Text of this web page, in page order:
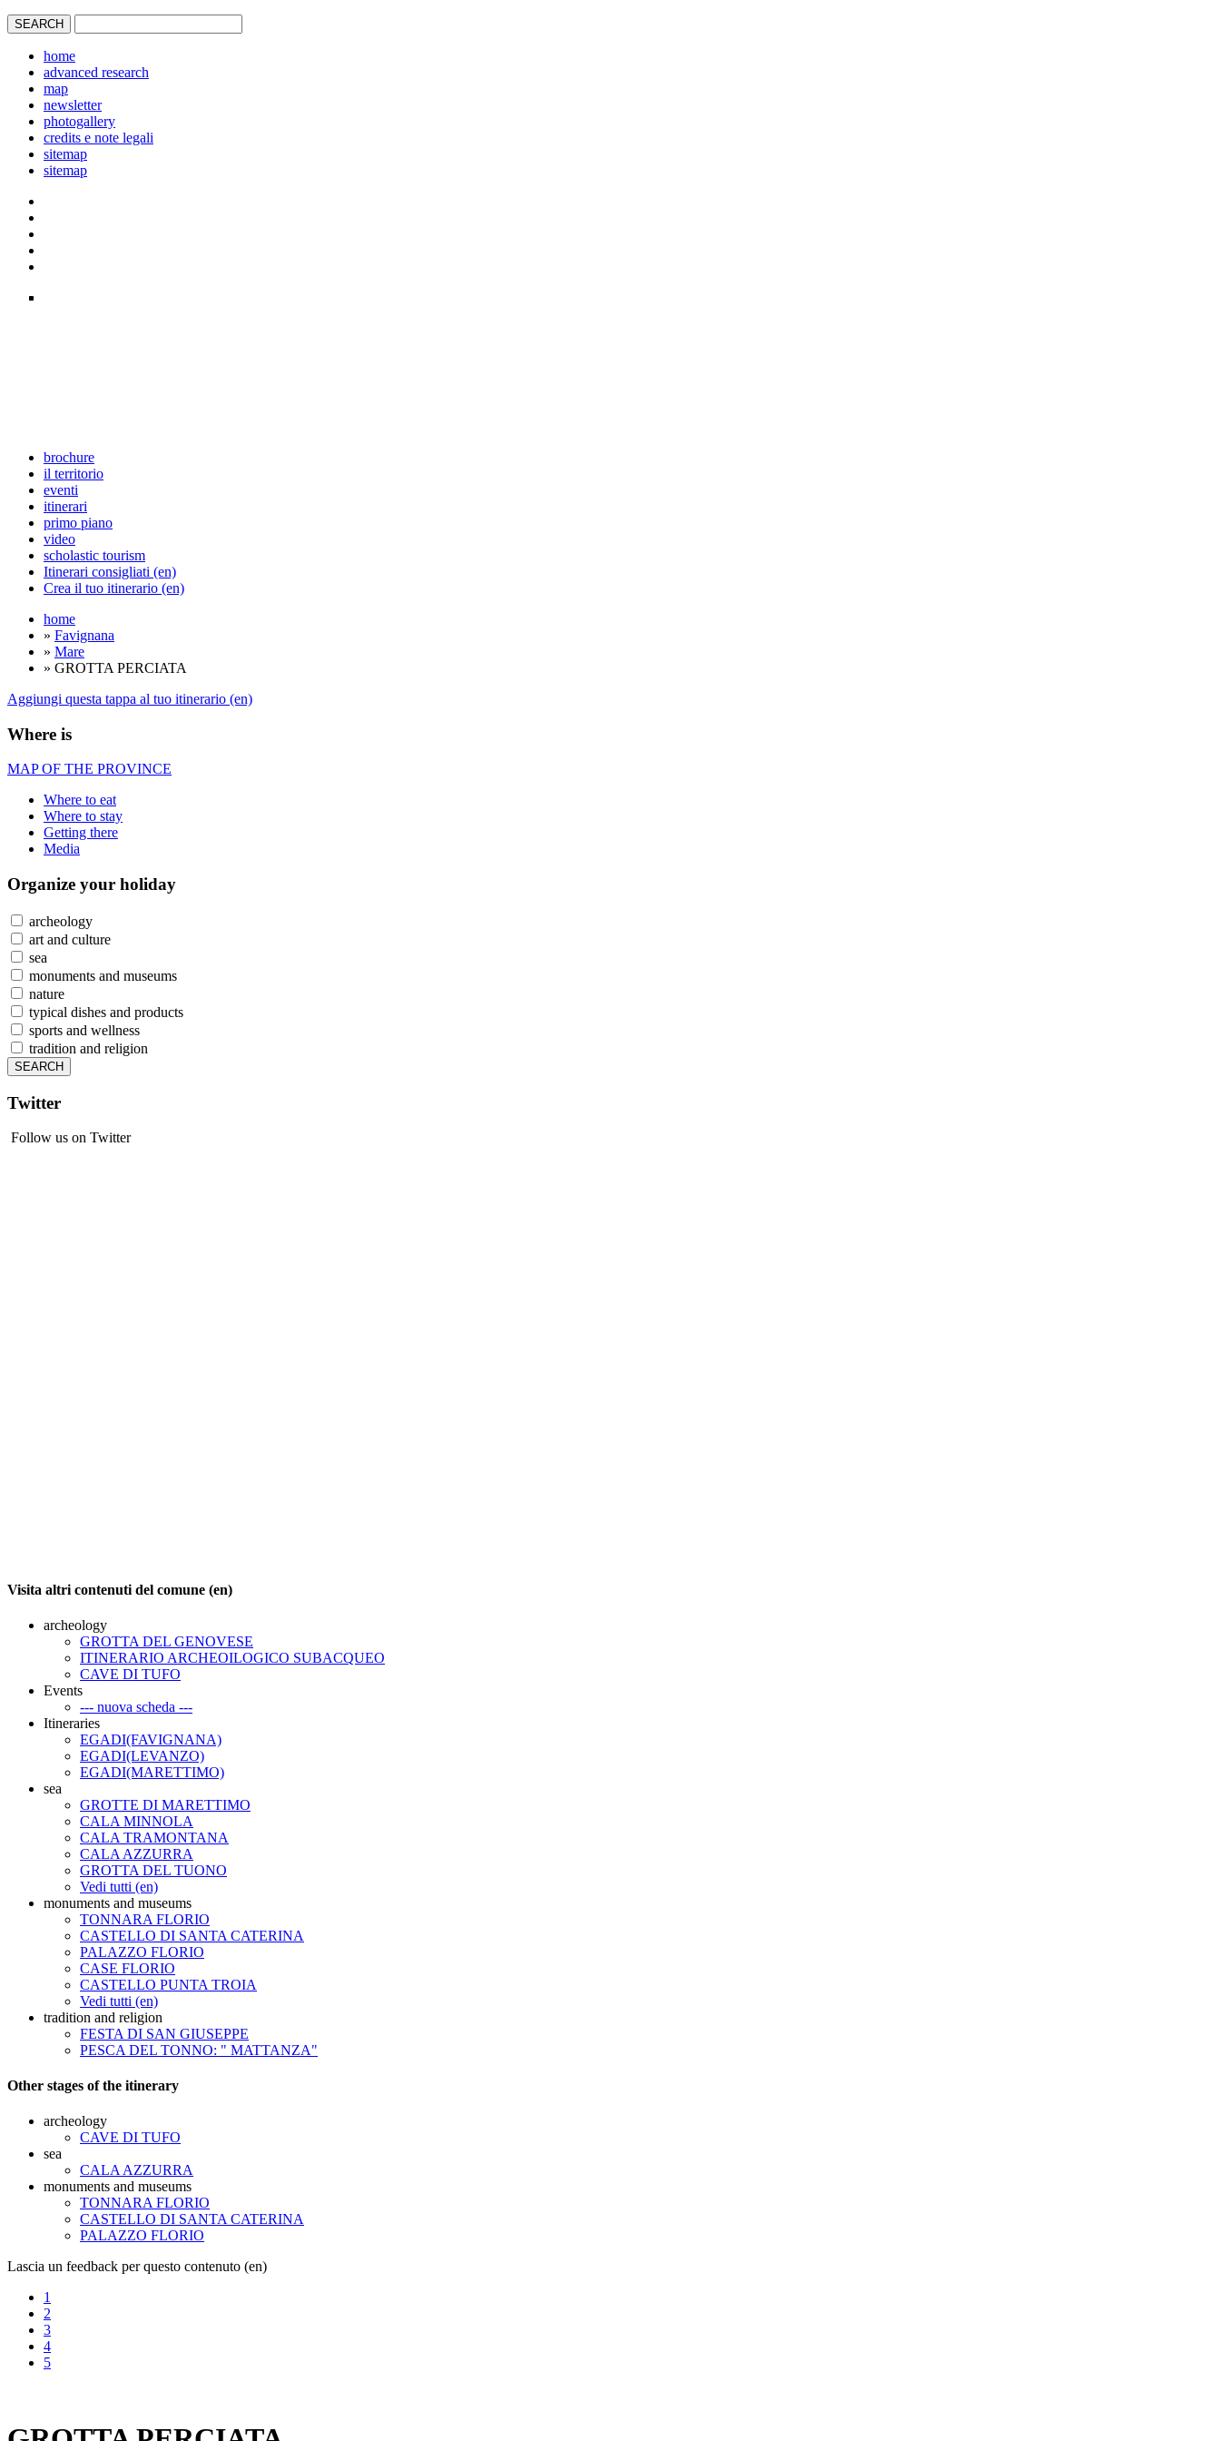
home
advanced research
map
newsletter
photogallery
credits e note legali
sitemap
sitemap
brochure
il territorio
eventi
itinerari
primo piano
video
scholastic tourism
Itinerari consigliati (en)
Crea il tuo itinerario (en)
home
» Favignana
» Mare
» GROTTA PERCIATA
Aggiungi questa tappa al tuo itinerario (en)
Where is
MAP OF THE PROVINCE
Where to eat
Where to stay
Getting there
Media
Organize your holiday
archeology
art and culture
sea
monuments and museums
nature
typical dishes and products
sports and wellness
tradition and religion
Twitter
Follow us on Twitter
Visita altri contenuti del comune (en)
archeology
GROTTA DEL GENOVESE
ITINERARIO ARCHEOILOGICO SUBACQUEO
CAVE DI TUFO
Events
--- nuova scheda ---
Itineraries
EGADI(FAVIGNANA)
EGADI(LEVANZO)
EGADI(MARETTIMO)
sea
GROTTE DI MARETTIMO
CALA MINNOLA
CALA TRAMONTANA
CALA AZZURRA
GROTTA DEL TUONO
Vedi tutti (en)
monuments and museums
TONNARA FLORIO
CASTELLO DI SANTA CATERINA
PALAZZO FLORIO
CASE FLORIO
CASTELLO PUNTA TROIA
Vedi tutti (en)
tradition and religion
FESTA DI SAN GIUSEPPE
PESCA DEL TONNO: " MATTANZA"
Other stages of the itinerary
archeology
CAVE DI TUFO
sea
CALA AZZURRA
monuments and museums
TONNARA FLORIO
CASTELLO DI SANTA CATERINA
PALAZZO FLORIO
Lascia un feedback per questo contenuto (en)
1
2
3
4
5